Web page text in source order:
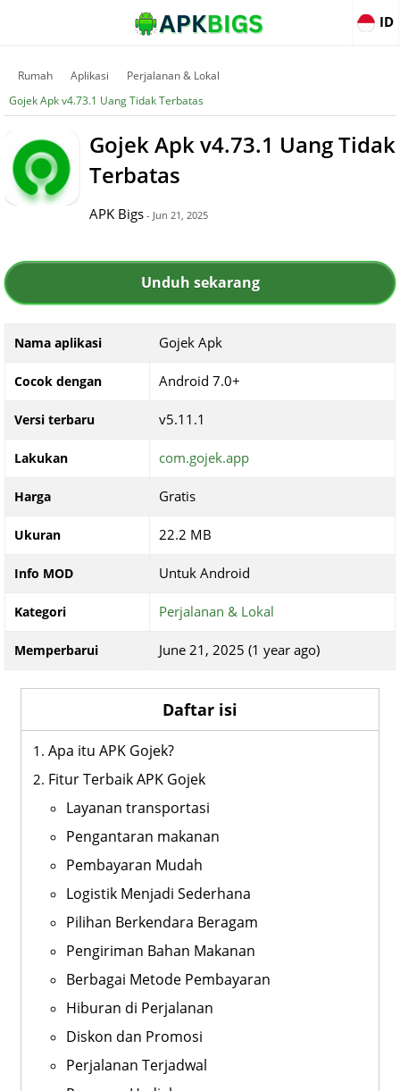
ID
Rumah Aplikasi
Perjalanan & Lokal
Gojek Apk v4.73.1 Uang Tidak Terbatas
Gojek Apk v4.73.1 Uang Tidak
Terbatas
APK Bigs - Jun 21, 2025
Unduh sekarang
Nama aplikasi Gojek Apk
Cocok dengan Android 7.0+
Versi terbaru v5.11.1
Lakukan com.gojek.app
Harga Gratis
Ukuran 22.2 MB
Info MOD Untuk Android
Kategori Perjalanan & Lokal
Memperbarui June 21, 2025 (1 year ago)
Daftar isi
Apa itu APK Gojek?
Fitur Terbaik APK Gojek
Layanan transportasi
Pengantaran makanan
Pembayaran Mudah
Logistik Menjadi Sederhana
Pilihan Berkendara Beragam
Pengiriman Bahan Makanan
Berbagai Metode Pembayaran
Hiburan di Perjalanan
Diskon dan Promosi
Perjalanan Terjadwal